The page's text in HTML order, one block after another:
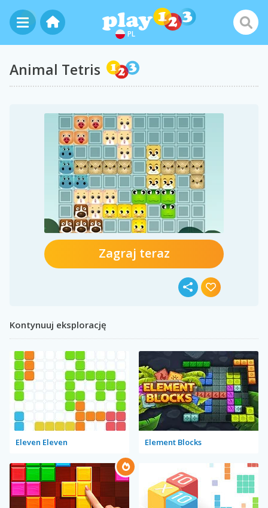
PL
Animal Tetris
Zagraj teraz
Kontynuuj eksplorację
Eleven Eleven Element Blocks